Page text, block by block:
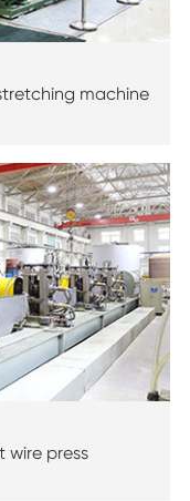
machine
wire press